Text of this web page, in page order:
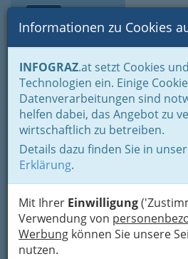
Suche
Informationen zu Cookies
INFOGRAZ.at setzt Cookies
Technologien ein. Einige
Datenverarbeitungen sind
helfen dabei, das Angebot zu
wirtschaftlich zu betreiben.
Details dazu finden Sie in
Erklärung.
Mit Ihrer Einwilligung
Verwendung von
Werbung können Sie unsere
nutzen.
Home Branchen
Robert Bosch
Aktiengesellschaft
Schönaugasse 37, 8010 Graz
+43 1 79722
+43 1 79722 - 5799
Karte